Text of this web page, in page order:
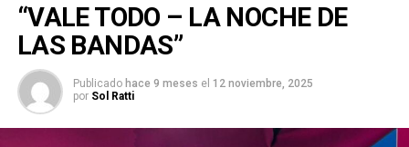
“VALE TODO – LA NOCHE DE
LAS BANDAS”
Publicado hace 9 meses el 12 noviembre, 2025
por Sol Ratti